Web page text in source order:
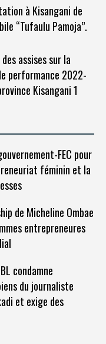
à Kisangani de
“Tufaulu Pamoja”.
assises sur la
performance 2022-
Kisangani 1
FEC pour
féminin et la
de Micheline Ombae
entrepreneures
condamne
du journaliste
et exige des